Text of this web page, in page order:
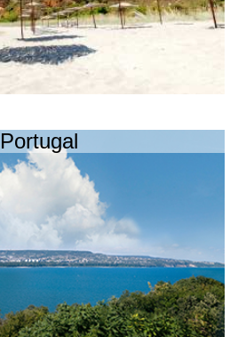
Portugal